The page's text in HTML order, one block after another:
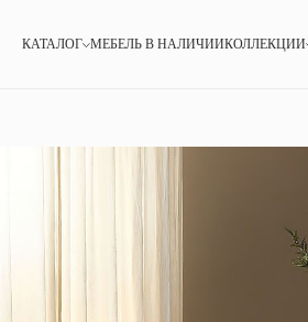
КАТАЛОГ МЕБЕЛЬ В НАЛИЧИИКОЛЛЕКЦИИ